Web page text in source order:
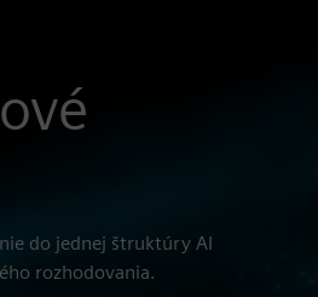
do jednej štruktúry AI
rozhodovania.